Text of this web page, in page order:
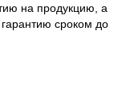
на продукцию, а
сроком до